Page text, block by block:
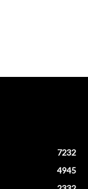
7232
4945